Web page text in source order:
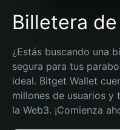
Billetera
¿Estás buscando una
segura para tus
ideal. Bitget Wallet
millones de usuarios
la Web3. ¡Comienza